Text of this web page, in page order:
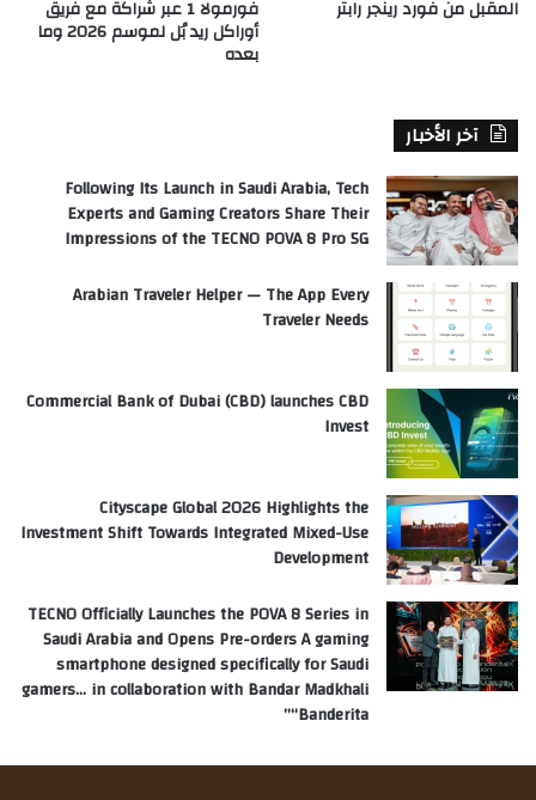
المقبل من فورد رينجر رابتر فورمولا 1 عبر شراكة مع فريق
أوراكل ريد بُل لموسم 2026 وما
بعده
آخر الأخبار
Following Its Launch in Saudi Arabia, Tech
Experts and Gaming Creators Share Their
Impressions of the TECNO POVA 8 Pro 5G
Arabian Traveler Helper — The App Every
Traveler Needs
Commercial Bank of Dubai (CBD) launches CBD
Invest
Cityscape Global 2026 Highlights the
Investment Shift Towards Integrated Mixed-Use
Development
TECNO Officially Launches the POVA 8 Series in
Saudi Arabia and Opens Pre-orders A gaming
smartphone designed specifically for Saudi
gamers… in collaboration with Bandar Madkhali
“Banderita”